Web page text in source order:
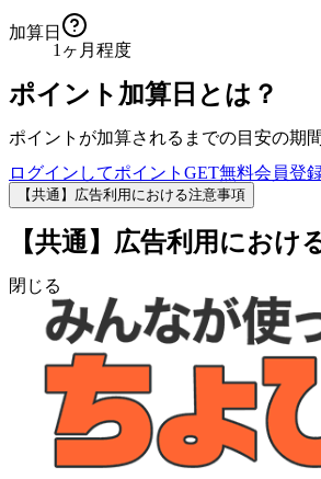
加算日
1ヶ月程度
ポイント加算日とは？
ポイントが加算されるまでの目安の期間
ログインしてポイントGET無料会員登
【共通】広告利用における注意事項
【共通】広告利用におけ
閉じる